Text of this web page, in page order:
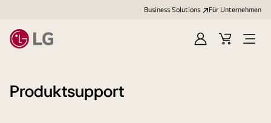
Business Solutions Für Unternehmen
Anmelden
Cart
Open
Produktsupport